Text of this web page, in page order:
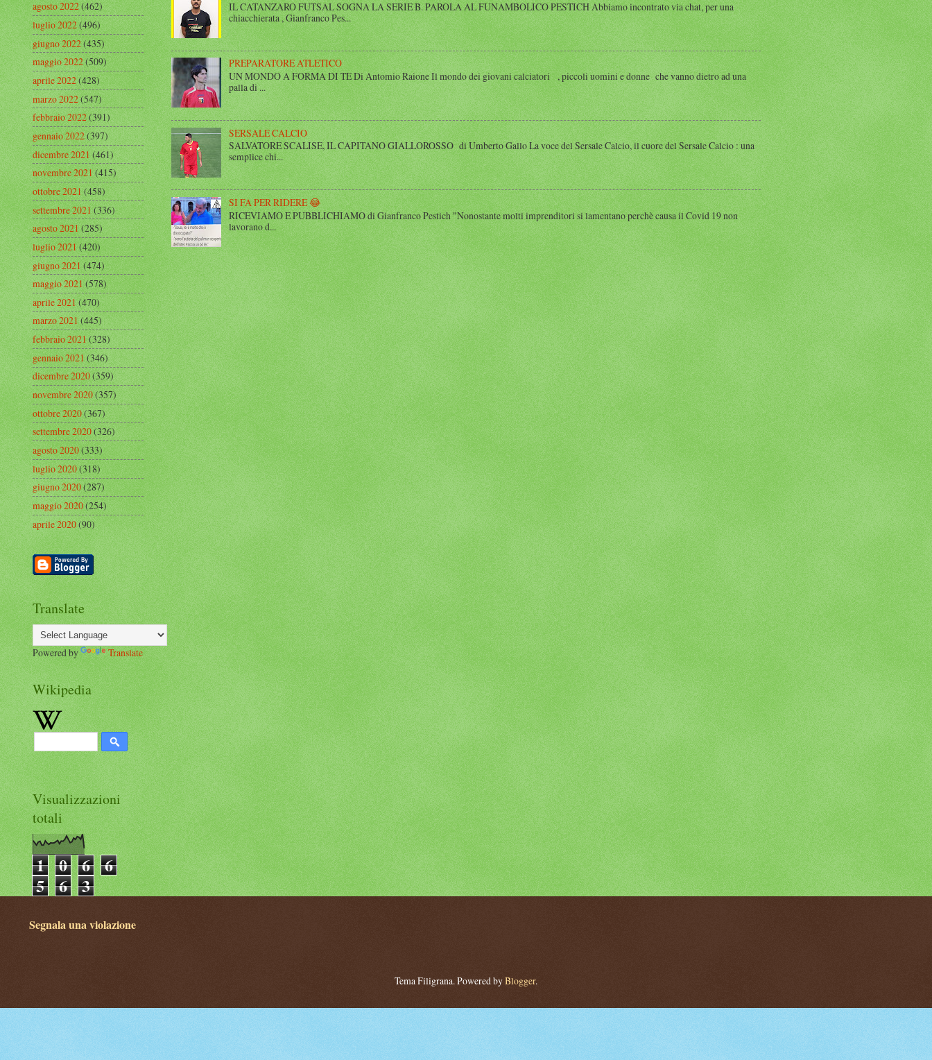
IL CATANZARO FUTSAL SOGNA LA SERIE B. PAROLA AL FUNAMBOLICO PESTICH Abbiamo incontrato via chat, per una
chiacchierata , Gianfranco Pes...
PREPARATORE ATLETICO
UN MONDO A FORMA DI TE Di Antomio Raione Il mondo dei giovani calciatori , piccoli uomini e donne che vanno dietro ad una
palla di ...
SERSALE CALCIO
SALVATORE SCALISE, IL CAPITANO GIALLOROSSO di Umberto Gallo La voce del Sersale Calcio, il cuore del Sersale Calcio : una
semplice chi...
SI FA PER RIDERE 😂
RICEVIAMO E PUBBLICHIAMO di Gianfranco Pestich "Nonostante molti imprenditori si lamentano perchè causa il Covid 19 non
lavorano d...
agosto 2022(462)
luglio 2022(496)
giugno 2022(435)
maggio 2022(509)
aprile 2022(428)
marzo 2022(547)
febbraio 2022(391)
gennaio 2022(397)
dicembre 2021(461)
novembre 2021(415)
ottobre 2021(458)
settembre 2021(336)
agosto 2021(285)
luglio 2021(420)
giugno 2021(474)
maggio 2021(578)
aprile 2021(470)
marzo 2021(445)
febbraio 2021(328)
gennaio 2021(346)
dicembre 2020(359)
novembre 2020(357)
ottobre 2020(367)
settembre 2020(326)
agosto 2020(333)
luglio 2020(318)
giugno 2020(287)
maggio 2020(254)
aprile 2020(90)
Translate
Powered by Translate
Wikipedia
Visualizzazioni
totali
1 0 6 6
5 6 3
Segnala una violazione
Tema Filigrana. Powered byBlogger.